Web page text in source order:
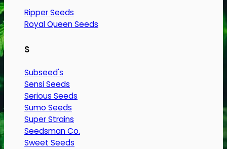
Ripper Seeds
Royal Queen Seeds
S
Subseed's
Sensi Seeds
Serious Seeds
Sumo Seeds
Super Strains
Seedsman Co.
Sweet Seeds
varianter.
Mulighederne
kan
vælges
varesiden